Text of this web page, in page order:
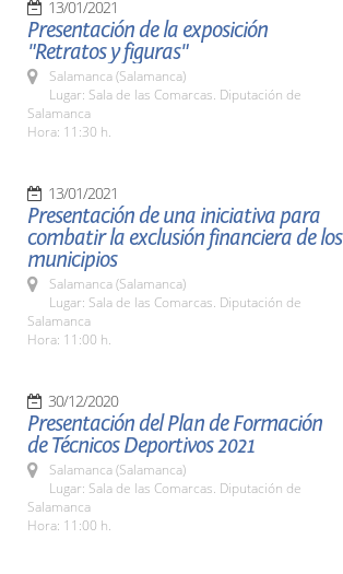
13/01/2021
Presentación de la exposición
"Retratos y figuras"
Salamanca (Salamanca)
Lugar: Sala de las Comarcas. Diputación de
Salamanca
Hora: 11:30 h.
13/01/2021
Presentación de una iniciativa para
combatir la exclusión financiera de los
municipios
Salamanca (Salamanca)
Lugar: Sala de las Comarcas. Diputación de
Salamanca
Hora: 11:00 h.
30/12/2020
Presentación del Plan de Formación
de Técnicos Deportivos 2021
Salamanca (Salamanca)
Lugar: Sala de las Comarcas. Diputación de
Salamanca
Hora: 11:00 h.